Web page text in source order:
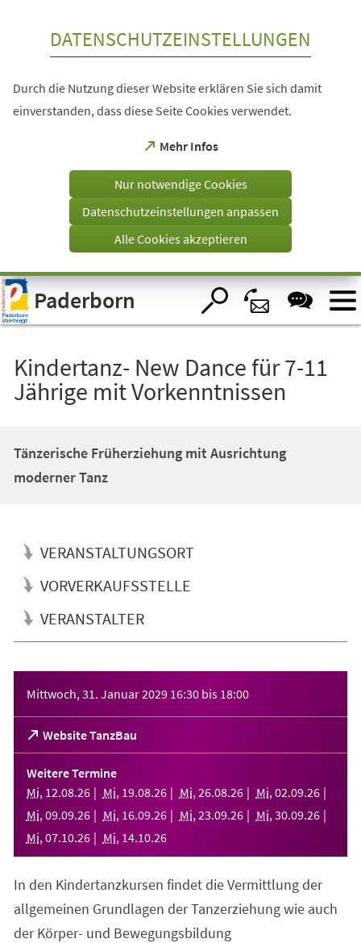
Visuelle
Assistenzsoftware
öffnen.
DATENSCHUTZEINSTELLUNGEN
Durch die Nutzung dieser Website erklären Sie sich damit
einverstanden, dass diese Seite Cookies verwendet.
Mehr Infos
(Öffnet
einem
Tab)
Nur notwendige Cookies
Datenschutzeinstellungen anpassen
Alle Cookies akzeptieren
Paderborn
Kindertanz- New Dance für 7-11
Jährige mit Vorkenntnissen
Tänzerische Früherziehung mit Ausrichtung
moderner Tanz
VERANSTALTUNGSORT
VORVERKAUFSSTELLE
VERANSTALTER
Mittwoch, 31. Januar 2029 16:30 bis 18:00
Website TanzBau
(Öffnet
in
einem
neuen
Tab)
Weitere Termine
Mi, 12.08.26 Mi, 19.08.26 Mi, 26.08.26 Mi, 02.09.26
Mi, 09.09.26 Mi, 16.09.26 Mi, 23.09.26 Mi, 30.09.26
Mi, 07.10.26 Mi, 14.10.26
In den Kindertanzkursen findet die Vermittlung der
allgemeinen Grundlagen der Tanzerziehung wie auch
der Körper- und Bewegungsbildung